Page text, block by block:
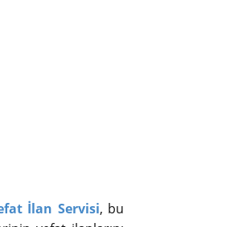
İlan Servisi, bu